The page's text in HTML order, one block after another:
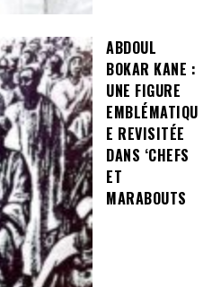
ABDOUL
BOKAR KANE :
UNE FIGURE
EMBLÉMATIQU
E REVISITÉE
DANS ‘CHEFS
ET
MARABOUTS